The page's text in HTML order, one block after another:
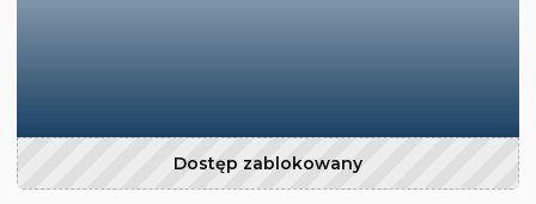
Dostęp zablokowany